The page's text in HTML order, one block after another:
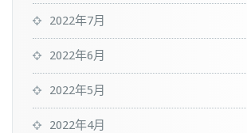
2022年7月
2022年6月
2022年5月
2022年4月